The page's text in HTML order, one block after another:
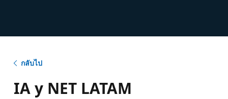
กลับไป
IA y NET LATAM